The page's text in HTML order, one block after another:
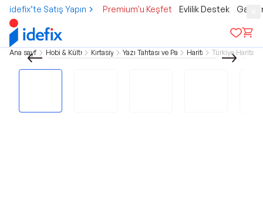
idefix’te Satış Yapın Premium'u Keşfet Evlilik Destek
Ana sayfa Hobi & Kültür Kırtasiye Yazı Tahtası ve Pano Harita Türkiye Haritası